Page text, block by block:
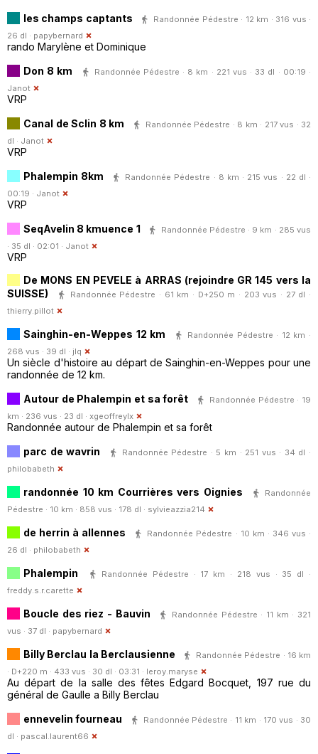
les champs captants
Randonnée Pédestre · 12 km · 316 vus ·
26 dl · papybernard
rando Marylène et Dominique
Don 8 km
Randonnée Pédestre · 8 km · 221 vus · 33 dl · 00:19 ·
Janot
VRP
Canal de Sclin 8 km
Randonnée Pédestre · 8 km · 217 vus · 32
dl · Janot
VRP
Phalempin 8km
Randonnée Pédestre · 8 km · 215 vus · 22 dl ·
00:19 · Janot
VRP
SeqAvelin 8 kmuence 1
Randonnée Pédestre · 9 km · 285 vus
· 35 dl · 02:01 · Janot
VRP
De MONS EN PEVELE à ARRAS (rejoindre GR 145 vers la
SUISSE)
Randonnée Pédestre · 61 km · D+250 m · 203 vus · 27 dl ·
thierry.pillot
Sainghin-en-Weppes 12 km
Randonnée Pédestre · 12 km ·
268 vus · 39 dl · jlq
Un siècle d'histoire au départ de Sainghin-en-Weppes pour une
randonnée de 12 km.
Autour de Phalempin et sa forêt
Randonnée Pédestre · 19
km · 236 vus · 23 dl · xgeoffreylx
Randonnée autour de Phalempin et sa forêt
parc de wavrin
Randonnée Pédestre · 5 km · 251 vus · 34 dl ·
philobabeth
randonnée 10 km Courrières vers Oignies
Randonnée
Pédestre · 10 km · 858 vus · 178 dl · sylvieazzia214
de herrin à allennes
Randonnée Pédestre · 10 km · 346 vus ·
26 dl · philobabeth
Phalempin
Randonnée Pédestre · 17 km · 218 vus · 35 dl ·
freddy.s.r.carette
Boucle des riez - Bauvin
Randonnée Pédestre · 11 km · 321
vus · 37 dl · papybernard
Billy Berclau la Berclausienne
Randonnée Pédestre · 16 km
· D+220 m · 433 vus · 30 dl · 03:31 · leroy.maryse
Au départ de la salle des fêtes Edgard Bocquet, 197 rue du
général de Gaulle a Billy Berclau
ennevelin fourneau
Randonnée Pédestre · 11 km · 170 vus · 30
dl · pascal.laurent66